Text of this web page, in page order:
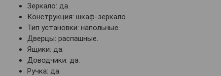
Зеркало: да.
Конструкция: шкаф-зеркало.
Тип установки: напольные.
Дверцы: распашные.
Ящики: да.
Доводчики: да.
Ручка: да.